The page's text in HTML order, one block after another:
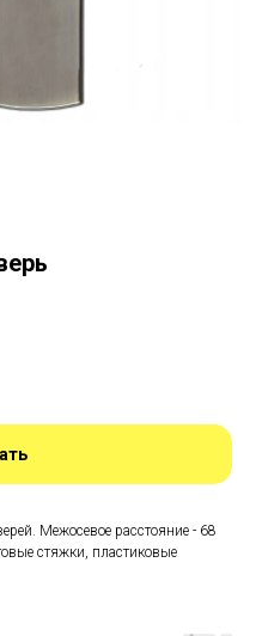
Межосевое расстояние - 68
стяжки, пластиковые